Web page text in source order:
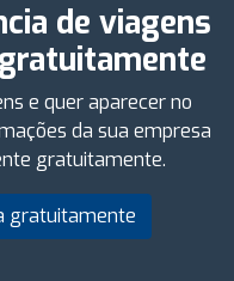
de viagens
e quer aparecer no
da sua empresa
gratuitamente.
gratuitamente